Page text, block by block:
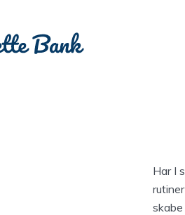
Har I